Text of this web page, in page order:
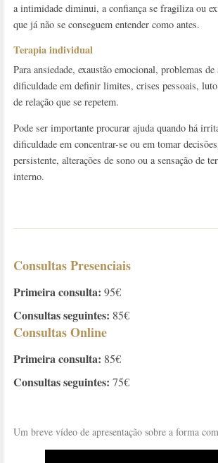
a intimidade diminui, a confiança se fragiliza ou
que já não se conseguem entender como antes.
Terapia individual
Para ansiedade, exaustão emocional, problemas de
dificuldade em definir limites, crises pessoais,
de relação que se repetem.
Pode ser importante procurar ajuda quando há
dificuldade em concentrar-se ou em tomar
persistente, alterações de sono ou a sensação de
interno.
Consultas Presenciais
Primeira consulta: 95€
Consultas seguintes: 85€
Consultas Online
Primeira consulta: 85€
Consultas seguintes: 75€
Um breve vídeo de apresentação sobre a forma